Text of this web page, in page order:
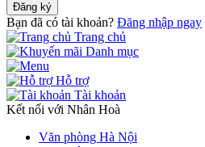
Đăng ký
Bạn đã có tài khoản? Đăng nhập ngay
Trang chủ
Danh mục
Hỗ trợ
Tài khoản
Kết nối với Nhân Hoà
Văn phòng Hà Nội